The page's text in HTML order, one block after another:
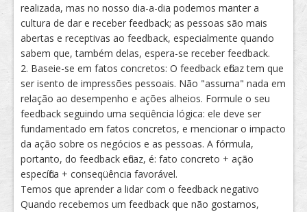
realizada, mas no nosso dia-a-dia podemos manter a
cultura de dar e receber feedback; as pessoas são mais
abertas e receptivas ao feedback, especialmente quando
sabem que, também delas, espera-se receber feedback.
2. Baseie-se em fatos concretos: O feedback eficaz tem que
ser isento de impressões pessoais. Não "assuma" nada em
relação ao desempenho e ações alheios. Formule o seu
feedback seguindo uma seqüência lógica: ele deve ser
fundamentado em fatos concretos, e mencionar o impacto
da ação sobre os negócios e as pessoas. A fórmula,
portanto, do feedback eficaz, é: fato concreto + ação
específica + conseqüência favorável.
Temos que aprender a lidar com o feedback negativo
Quando recebemos um feedback que não gostamos,